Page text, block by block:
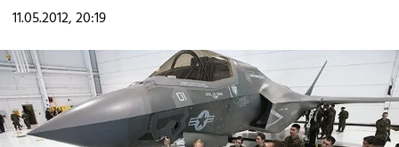
11.05.2012, 20:19